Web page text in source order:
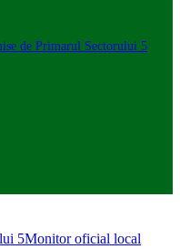
de Primarul Sectorului 5
5Monitor oficial local